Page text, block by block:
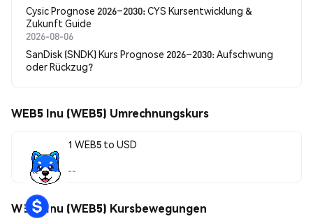
Cysic Prognose 2026–2030: CYS Kursentwicklung &
Zukunft Guide
2026-08-06
SanDisk (SNDK) Kurs Prognose 2026–2030: Aufschwung
oder Rückzug?
WEB5 Inu (WEB5) Umrechnungskurs
1 WEB5 to USD
--
WEB5 Inu (WEB5) Kursbewegungen